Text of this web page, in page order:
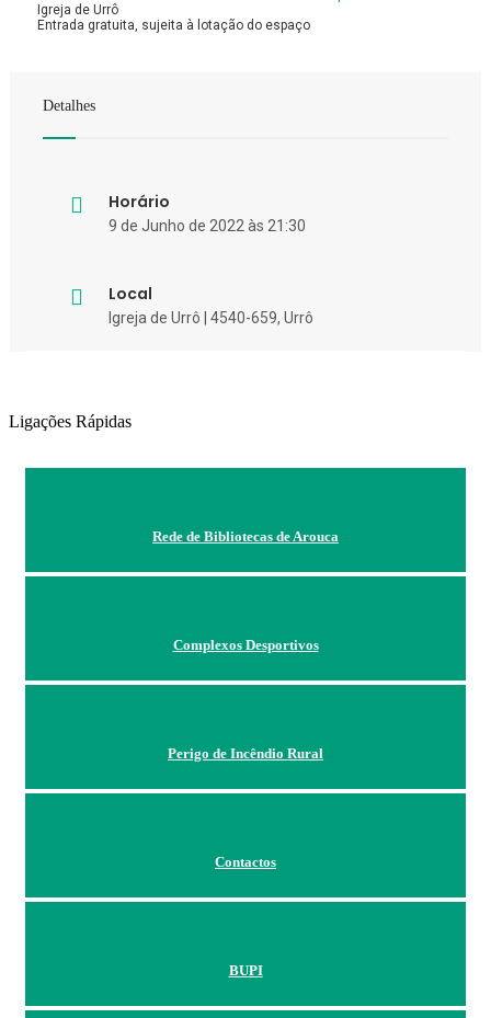
Igreja de Urrô
Entrada gratuita, sujeita à lotação do espaço
Detalhes
Horário
9 de Junho de 2022 às 21:30
Local
Igreja de Urrô | 4540-659, Urrô
Ligações Rápidas
Rede de Bibliotecas de Arouca
Complexos Desportivos
Perigo de Incêndio Rural
Contactos
BUPI